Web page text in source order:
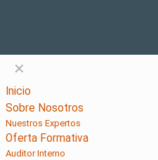
✕
Inicio
Sobre Nosotros
Nuestros Expertos
Oferta Formativa
Auditor Interno